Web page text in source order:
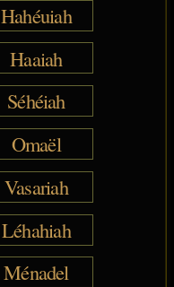
Hahéuiah
Haaiah
Séhéiah
Omaël
Vasariah
Léhahiah
Ménadel